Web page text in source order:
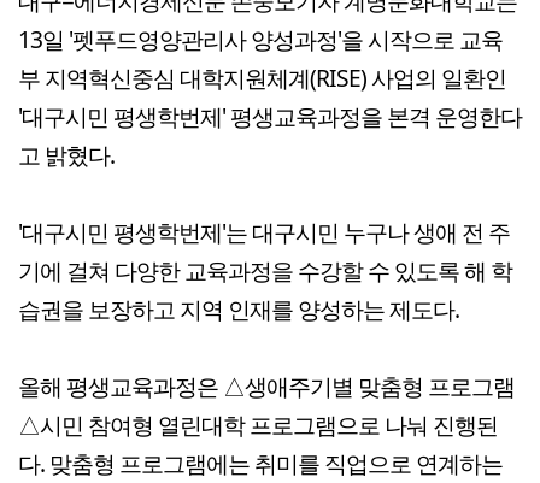
13일 '펫푸드영양관리사 양성과정'을 시작으로 교육
부 지역혁신중심 대학지원체계(RISE) 사업의 일환인
'대구시민 평생학번제' 평생교육과정을 본격 운영한다
고 밝혔다.
'대구시민 평생학번제'는 대구시민 누구나 생애 전 주
기에 걸쳐 다양한 교육과정을 수강할 수 있도록 해 학
습권을 보장하고 지역 인재를 양성하는 제도다.
올해 평생교육과정은 △생애주기별 맞춤형 프로그램
△시민 참여형 열린대학 프로그램으로 나눠 진행된
다. 맞춤형 프로그램에는 취미를 직업으로 연계하는